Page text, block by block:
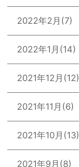
2022年2月 (7)
2022年1月 (14)
2021年12月 (12)
2021年11月 (6)
2021年10月 (13)
2021年9月 (8)